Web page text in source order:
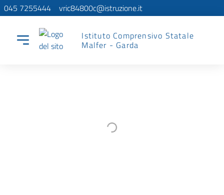
045 7255444 vric84800c@istruzione.it
Istituto Comprensivo Statale
Malfer - Garda